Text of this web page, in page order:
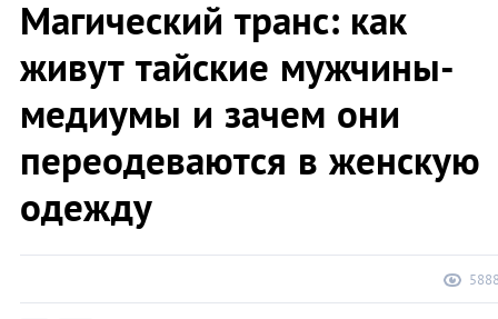
Магический транс: как
живут тайские мужчины-
медиумы и зачем они
переодеваются в женскую
одежду